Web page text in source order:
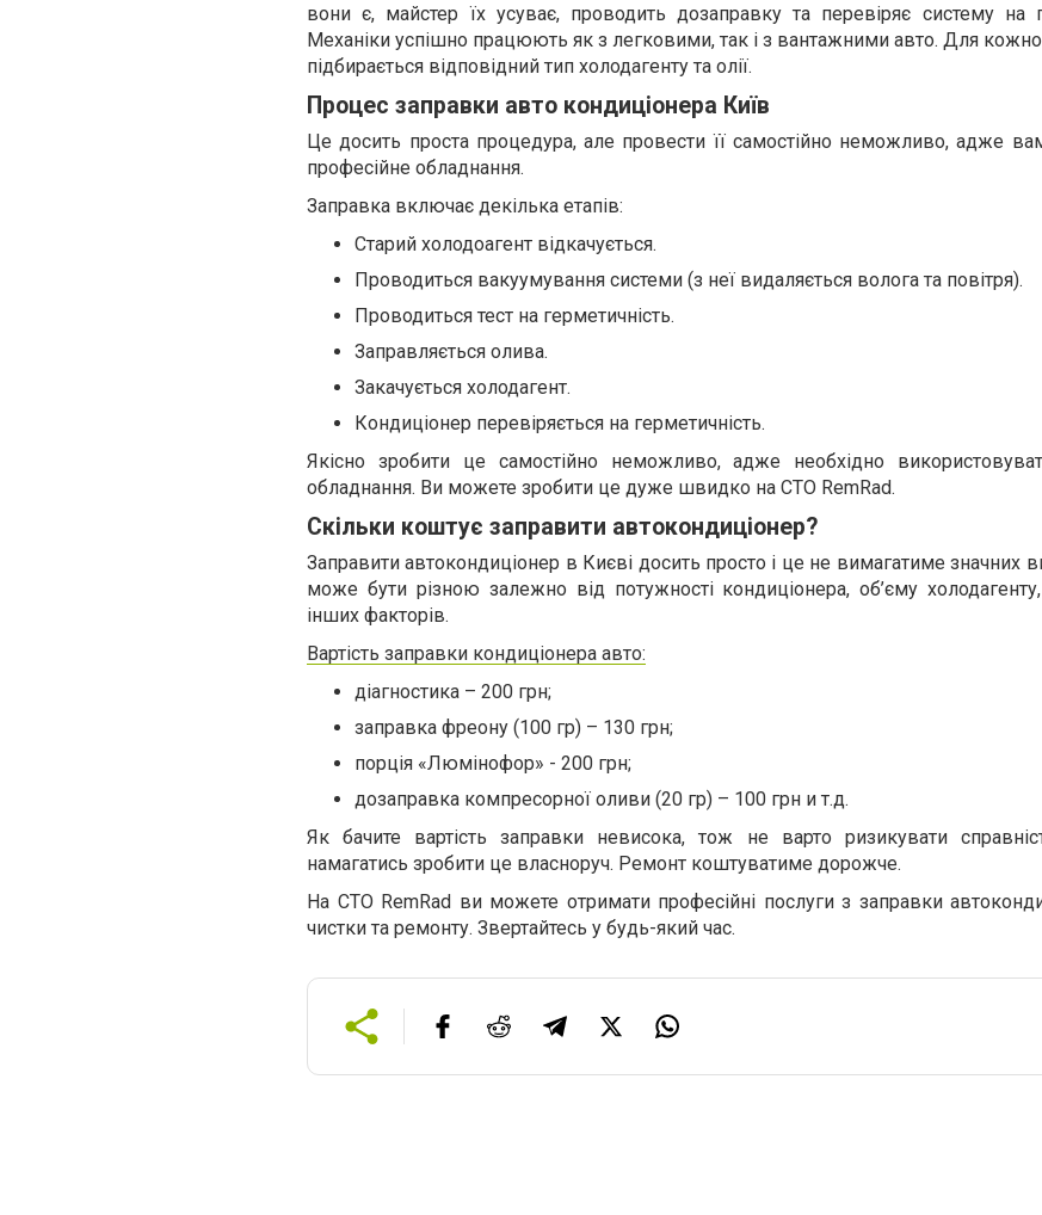
вони є, майстер їх усуває, проводить дозаправку та перевіряє систему на
Механіки успішно працюють як з легковими, так і з вантажними авто. Для
підбирається відповідний тип холодагенту та олії.
Процес заправки авто кондиціонера Київ
Це досить проста процедура, але провести її самостійно неможливо, адже
професійне обладнання.
Заправка включає декілька етапів:
Старий холодоагент відкачується.
Проводиться вакуумування системи (з неї видаляється волога та повітря).
Проводиться тест на герметичність.
Заправляється олива.
Закачується холодагент.
Кондиціонер перевіряється на герметичність.
Якісно зробити це самостійно неможливо, адже необхідно
обладнання. Ви можете зробити це дуже швидко на СТО RemRad.
Скільки коштує заправити автокондиціонер?
Заправити автокондиціонер в Києві досить просто і це не вимагатиме значних
може бути різною залежно від потужності кондиціонера, об’єму
інших факторів.
Вартість заправки кондиціонера авто:
діагностика – 200 грн;
заправка фреону (100 гр) – 130 грн;
порція «Люмінофор» - 200 грн;
дозаправка компресорної оливи (20 гр) – 100 грн и т.д.
Як бачите вартість заправки невисока, тож не варто ризикувати
намагатись зробити це власноруч. Ремонт коштуватиме дорожче.
На СТО RemRad ви можете отримати професійні послуги з заправки
чистки та ремонту. Звертайтесь у будь-який час.